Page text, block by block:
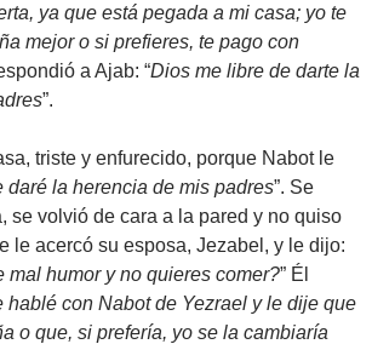
ya que está pegada a mi casa; yo te
mejor o si prefieres, te pago con
a Ajab: “Dios me libre de darte la
”.
triste y enfurecido, porque Nabot le
daré la herencia de mis padres”. Se
se volvió de cara a la pared y no quiso
le acercó su esposa, Jezabel, y le dijo:
mal humor y no quieres comer?” Él
hablé con Nabot de Yezrael y le dije que
o que, si prefería, yo se la cambiaría